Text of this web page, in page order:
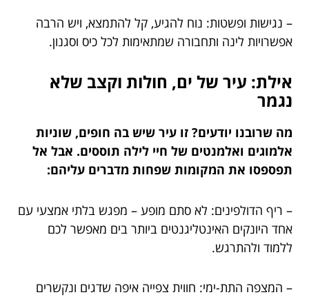
– נגישות ופשטות: נוח להגיע, קל להתמצא, ויש הרבה
אפשרויות לינה ותחבורה שמתאימות לכל כיס וסגנון.
אילת: עיר של ים, חולות וקצב שלא
נגמר
מה שרובנו יודעים? זו עיר שיש בה חופים, שוניות
אלמוגים ואלמנטים של חיי לילה תוססים. אבל אל
תפספסו את המקומות שפחות מדברים עליהם:
– ריף הדולפינים: לא סתם מופע – מפגש בלתי אמצעי עם
אחד היונקים האינטליגנטים ביותר בים מאפשר לכם
ללמוד ולהתרגש.
– המצפה התת-ימי: חווית צפייה איפה שדגים ונקשרים